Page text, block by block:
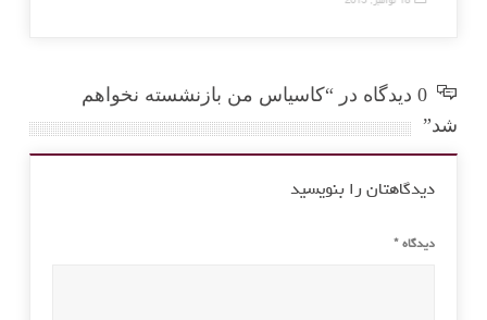
0 دیدگاه در “کاسیاس من بازنشسته نخواهم
شد”
دیدگاهتان را بنویسید
دیدگاه *